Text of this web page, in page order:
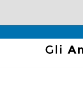
Recensioni
Interviste & Incontri